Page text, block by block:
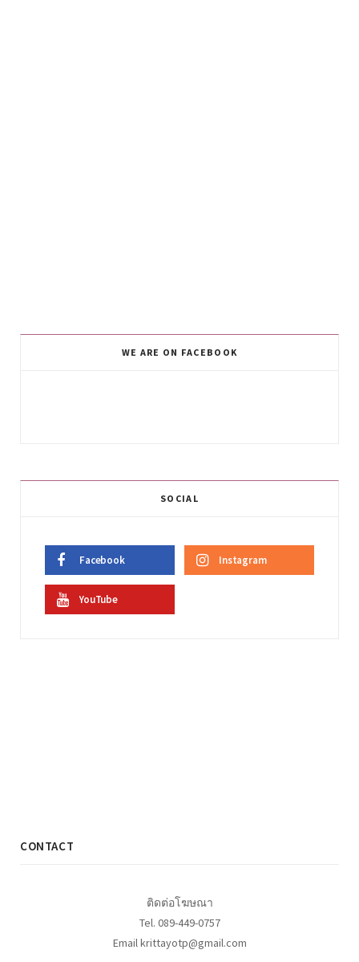
WE ARE ON FACEBOOK
SOCIAL
Facebook Instagram
YouTube
CONTACT
ติดต่อโฆษณา
Tel. 089-449-0757
Email krittayotp@gmail.com